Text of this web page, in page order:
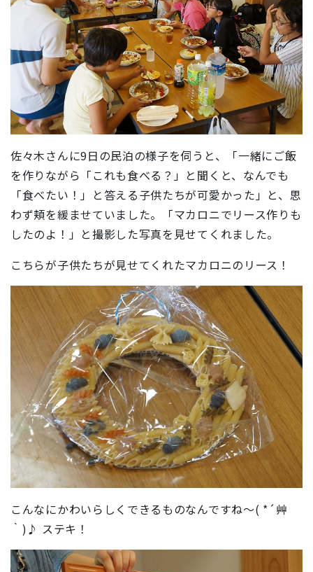
佐々木さんに9日の民泊の様子を伺うと、「一緒にご飯
を作りながら「これも食べる？」と聞くと、なんでも
「食べたい！」と答える子供たちが可愛かった」と、思
わず頬を緩ませていました。「マカロニでリース作りも
したのよ！」と撮影した写真を見せてくれました。
こちらが子供たちが見せてくれたマカロニのリース！
こんなにかわいらしくできるものなんですね～( *´艸
｀)♪ ステキ！